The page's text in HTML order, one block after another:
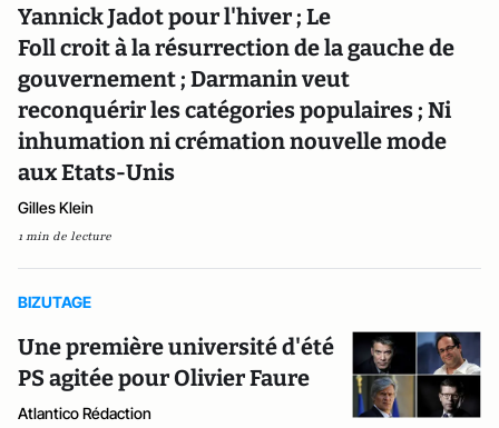
Yannick Jadot pour l'hiver ; Le
Foll croit à la résurrection de la gauche de
gouvernement ; Darmanin veut
reconquérir les catégories populaires ; Ni
inhumation ni crémation nouvelle mode
aux Etats-Unis
Gilles Klein
1 min de lecture
BIZUTAGE
Une première université d'été
PS agitée pour Olivier Faure
Atlantico Rédaction